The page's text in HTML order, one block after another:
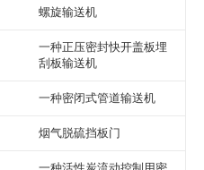
螺旋输送机
一种正压密封快开盖板埋
刮板输送机
一种密闭式管道输送机
烟气脱硫挡板门